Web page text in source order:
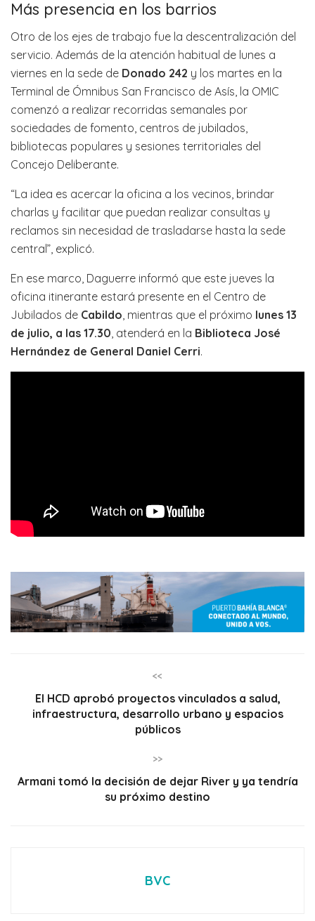
Más presencia en los barrios
Otro de los ejes de trabajo fue la descentralización del
servicio. Además de la atención habitual de lunes a
viernes en la sede de Donado 242 y los martes en la
Terminal de Ómnibus San Francisco de Asís, la OMIC
comenzó a realizar recorridas semanales por
sociedades de fomento, centros de jubilados,
bibliotecas populares y sesiones territoriales del
Concejo Deliberante.
“La idea es acercar la oficina a los vecinos, brindar
charlas y facilitar que puedan realizar consultas y
reclamos sin necesidad de trasladarse hasta la sede
central”, explicó.
En ese marco, Daguerre informó que este jueves la
oficina itinerante estará presente en el Centro de
Jubilados de Cabildo , mientras que el próximo lunes 13
de julio, a las 17.30 , atenderá en la Biblioteca José
Hernández de General Daniel Cerri.
<<
El HCD aprobó proyectos vinculados a salud,
infraestructura, desarrollo urbano y espacios
públicos
>>
Armani tomó la decisión de dejar River y ya tendría
su próximo destino
BVC